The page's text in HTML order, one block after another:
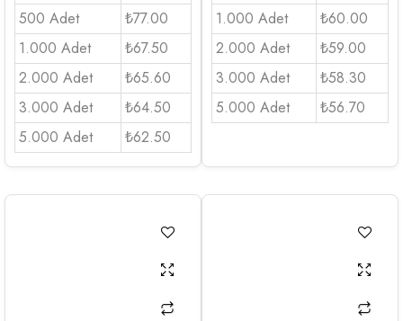
500 Adet
₺77.00
1.000 Adet
₺67.50
2.000 Adet
₺65.60
3.000 Adet
₺64.50
5.000 Adet
₺62.50
1.000 Adet
₺60.00
2.000 Adet
₺59.00
3.000 Adet
₺58.30
5.000 Adet
₺56.70